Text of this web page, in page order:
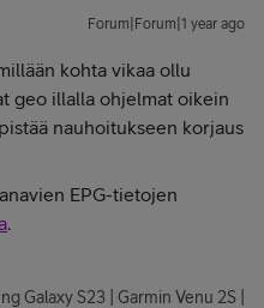
Forum|Forum|1 year ago
kohta vikaa ollu
geo illalla ohjelmat oikein
nauhoitukseen korjaus
EPG-tietojen
.
Galaxy S23 | Garmin Venu 2S |